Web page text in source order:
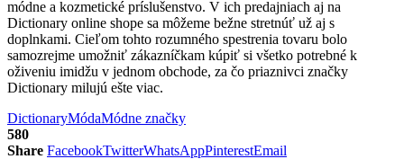
módne a kozmetické príslušenstvo. V ich predajniach aj na
Dictionary online shope sa môžeme bežne stretnúť už aj s
doplnkami. Cieľom tohto rozumného spestrenia tovaru bolo
samozrejme umožniť zákazníčkam kúpiť si všetko potrebné k
oživeniu imidžu v jednom obchode, za čo priaznivci značky
Dictionary milujú ešte viac.
DictionaryMódaMódne značky
580
Share FacebookTwitterWhatsAppPinterestEmail